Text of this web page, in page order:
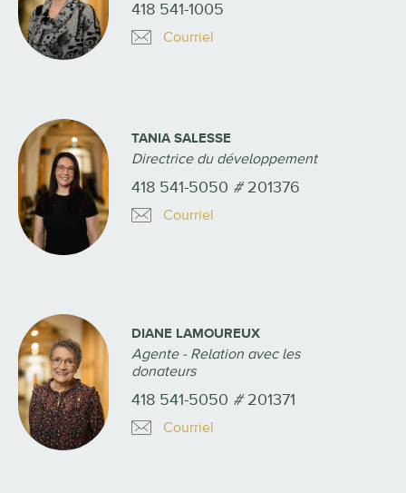
418 541-1005
Courriel
TANIA SALESSE
Directrice du développement
418 541-5050 #201376
Courriel
DIANE LAMOUREUX
Agente - Relation avec les
donateurs
418 541-5050 #201371
Courriel